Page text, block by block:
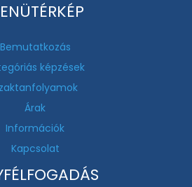
Bemutatkozás
képzések
Árak
Információk
Kapcsolat